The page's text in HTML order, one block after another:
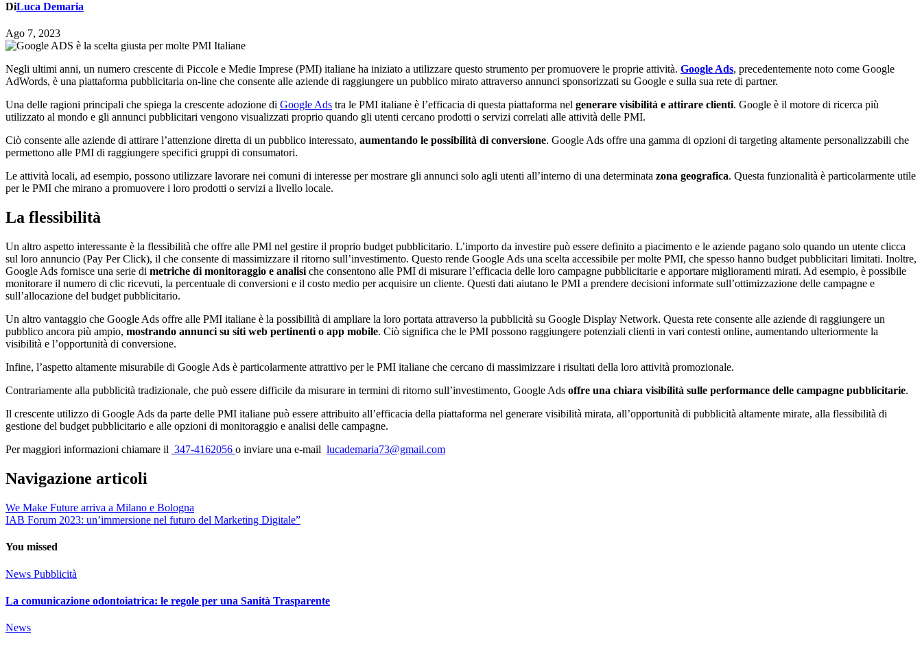
DiLuca Demaria
Ago 7, 2023
Negli ultimi anni, un numero crescente di Piccole e Medie Imprese (PMI) italiane ha iniziato a utilizzare questo strumento per promuovere le proprie attività. Google Ads, precedentemente noto come Google
AdWords, è una piattaforma pubblicitaria on-line che consente alle aziende di raggiungere un pubblico mirato attraverso annunci sponsorizzati su Google e sulla sua rete di partner.
Una delle ragioni principali che spiega la crescente adozione di Google Ads tra le PMI italiane è l’efficacia di questa piattaforma nel generare visibilità e attirare clienti. Google è il motore di ricerca più
utilizzato al mondo e gli annunci pubblicitari vengono visualizzati proprio quando gli utenti cercano prodotti o servizi correlati alle attività delle PMI.
Ciò consente alle aziende di attirare l’attenzione diretta di un pubblico interessato, aumentando le possibilità di conversione. Google Ads offre una gamma di opzioni di targeting altamente personalizzabili che
permettono alle PMI di raggiungere specifici gruppi di consumatori.
Le attività locali, ad esempio, possono utilizzare lavorare nei comuni di interesse per mostrare gli annunci solo agli utenti all’interno di una determinata zona geografica. Questa funzionalità è particolarmente utile
per le PMI che mirano a promuovere i loro prodotti o servizi a livello locale.
La flessibilità
Un altro aspetto interessante è la flessibilità che offre alle PMI nel gestire il proprio budget pubblicitario. L’importo da investire può essere definito a piacimento e le aziende pagano solo quando un utente clicca
sul loro annuncio (Pay Per Click), il che consente di massimizzare il ritorno sull’investimento. Questo rende Google Ads una scelta accessibile per molte PMI, che spesso hanno budget pubblicitari limitati. Inoltre,
Google Ads fornisce una serie di metriche di monitoraggio e analisi che consentono alle PMI di misurare l’efficacia delle loro campagne pubblicitarie e apportare miglioramenti mirati. Ad esempio, è possibile
monitorare il numero di clic ricevuti, la percentuale di conversioni e il costo medio per acquisire un cliente. Questi dati aiutano le PMI a prendere decisioni informate sull’ottimizzazione delle campagne e
sull’allocazione del budget pubblicitario.
Un altro vantaggio che Google Ads offre alle PMI italiane è la possibilità di ampliare la loro portata attraverso la pubblicità su Google Display Network. Questa rete consente alle aziende di raggiungere un
pubblico ancora più ampio, mostrando annunci su siti web pertinenti o app mobile. Ciò significa che le PMI possono raggiungere potenziali clienti in vari contesti online, aumentando ulteriormente la
visibilità e l’opportunità di conversione.
Infine, l’aspetto altamente misurabile di Google Ads è particolarmente attrattivo per le PMI italiane che cercano di massimizzare i risultati della loro attività promozionale.
Contrariamente alla pubblicità tradizionale, che può essere difficile da misurare in termini di ritorno sull’investimento, Google Ads offre una chiara visibilità sulle performance delle campagne pubblicitarie.
Il crescente utilizzo di Google Ads da parte delle PMI italiane può essere attribuito all’efficacia della piattaforma nel generare visibilità mirata, all’opportunità di pubblicità altamente mirate, alla flessibilità di
gestione del budget pubblicitario e alle opzioni di monitoraggio e analisi delle campagne.
Per maggiori informazioni chiamare il 347-4162056 o inviare una e-mail lucademaria73@gmail.com
Navigazione articoli
We Make Future arriva a Milano e Bologna
IAB Forum 2023: un’immersione nel futuro del Marketing Digitale”
You missed
News Pubblicità
La comunicazione odontoiatrica: le regole per una Sanità Trasparente
News